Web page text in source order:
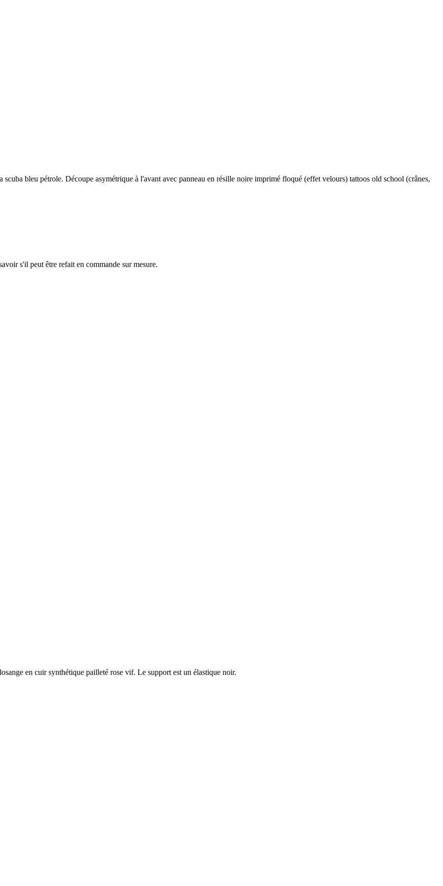
bleu pétrole. Découpe asymétrique à l'avant avec panneau en résille noire imprimé floqué (effet velours) tattoos old school (crânes,
s'il peut être refait en commande sur mesure.
en cuir synthétique pailleté rose vif. Le support est un élastique noir.